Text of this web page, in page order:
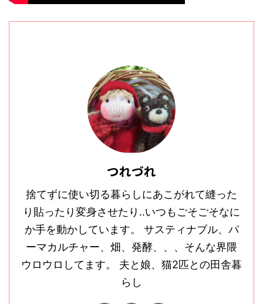
つれづれ
捨てずに使い切る暮らしにあこがれて縫った
り貼ったり変身させたり‥いつもごそごそなに
か手を動かしています。 サスティナブル、パ
ーマカルチャー、畑、発酵、、、そんな界隈
ウロウロしてます。 夫と娘、猫2匹との田舎暮
らし